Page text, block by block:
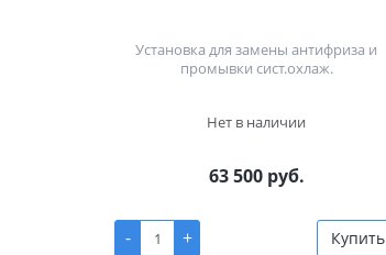
Установка для замены антифриза и
промывки сист.охлаж.
Нет в наличии
63 500 руб.
- + Купить